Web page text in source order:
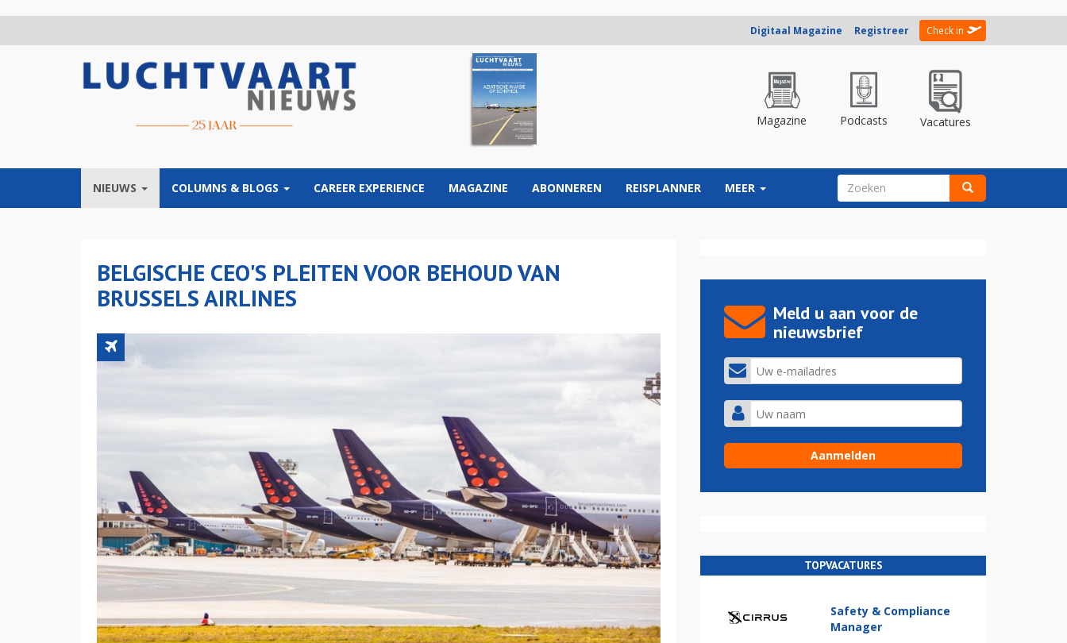
Digitaal Magazine Registreer Check in
Magazine Podcasts Vacatures
NIEUWS COLUMNS & BLOGS CAREER EXPERIENCE MAGAZINE ABONNEREN REISPLANNER MEER ZOEKVELD
BELGISCHE CEO'S PLEITEN VOOR BEHOUD VAN
BRUSSELS AIRLINES
Meld u aan voor de
nieuwsbrief
TOPVACATURES
Safety & Compliance
Manager